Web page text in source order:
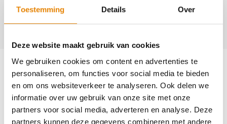
Toestemming Details Over
Deze website maakt gebruik van cookies
We gebruiken cookies om content en advertenties te
personaliseren, om functies voor social media te bieden
en om ons websiteverkeer te analyseren. Ook delen we
informatie over uw gebruik van onze site met onze
partners voor social media, adverteren en analyse. Deze
partners kunnen deze gegevens combineren met andere
+32(0)487 68 03 50
desintjansstappers@gmail.com
Aankomende wandeltochten van deze
club